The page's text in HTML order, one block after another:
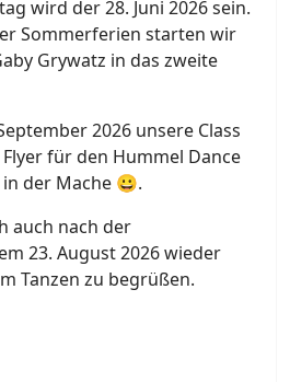
wird der 28. Juni 2026 sein.
Sommerferien starten wir
Grywatz in das zweite
2026 unsere Class
für den Hummel Dance
der Mache 😀.
auch nach der
23. August 2026 wieder
Tanzen zu begrüßen.